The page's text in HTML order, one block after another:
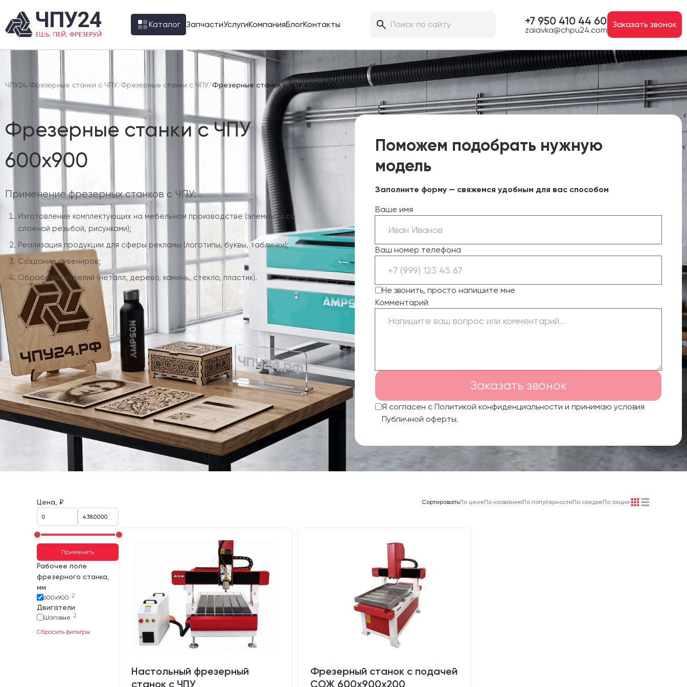
Каталог ЗапчастиУслугиКомпанияБлогКонтакты +7 950 410 44 60
zaiavka@chpu24.com
Заказать звонок
ЧПУ24/Фрезерные станки с ЧПУ/Фрезерные станки с ЧПУ/Фрезерные станки с ЧПУ 600х900
Фрезерные станки с ЧПУ
600х900
Применение фрезерных станков с ЧПУ:
Изготовление комплектующих на мебельном производстве (элементы со
сложной резьбой, рисунками);
Реализация продукции для сферы рекламы (логотипы, буквы, таблички);
Создание сувениров;
Обработка изделий (металл, дерево, камень, стекло, пластик).
Поможем подобрать нужную
модель
Заполните форму — свяжемся удобным для вас способом
Ваше имя
Ваш номер телефона
Не звонить, просто напишите мне
Комментарий
Заказать звонок
Я согласен с Политикой конфиденциальности и принимаю условия
Публичной оферты.
Цена, ₽
Применить
Рабочее поле
фрезерного станка,
мм
600х900 2
Двигатели
Шаговые 2
Сбросить фильтры
СортироватьПо ценеПо названиюПо популярностиПо скидкеПо акции
Настольный фрезерный
станок с ЧПУ
Фрезерный станок с подачей
СОЖ 600х900х200